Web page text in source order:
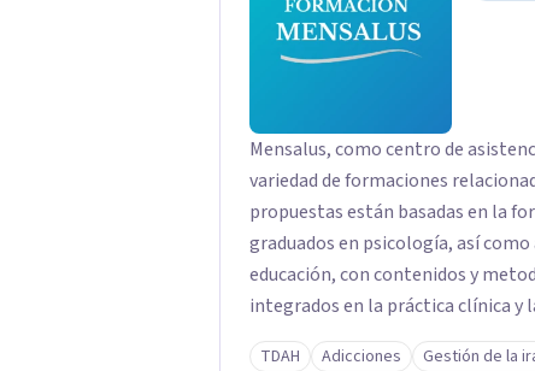
Mensalus, como centro de
variedad de formaciones
propuestas están basadas en la
graduados en psicología, así
educación, con contenidos y
integrados en la práctica clínica y
TDAH Adicciones Gestión de la